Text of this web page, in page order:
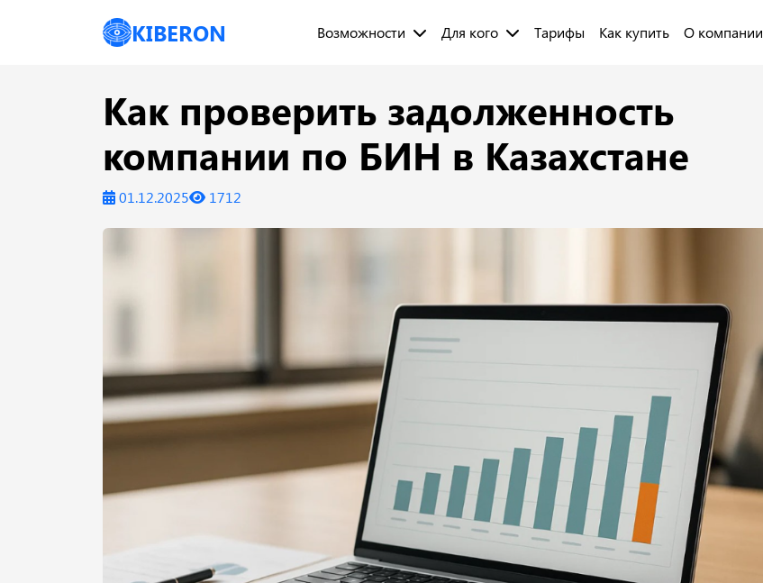
KIBERON Возможности Для кого Тарифы Как купить О компании
Как проверить задолженность
компании по БИН в Казахстане
01.12.2025 1712